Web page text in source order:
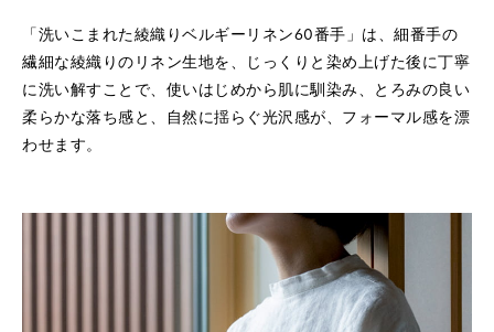
「洗いこまれた綾織りベルギーリネン60番手」は、細番手の
繊細な綾織りのリネン生地を、じっくりと染め上げた後に丁寧
に洗い解すことで、使いはじめから肌に馴染み、とろみの良い
柔らかな落ち感と、自然に揺らぐ光沢感が、フォーマル感を漂
わせます。